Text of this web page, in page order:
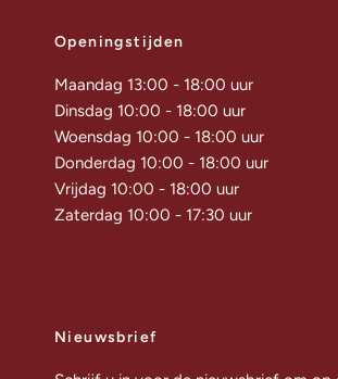
Openingstijden
Maandag 13:00 - 18:00 uur
Dinsdag 10:00 - 18:00 uur
Woensdag 10:00 - 18:00 uur
Donderdag 10:00 - 18:00 uur
Vrijdag 10:00 - 18:00 uur
Zaterdag 10:00 - 17:30 uur
Nieuwsbrief